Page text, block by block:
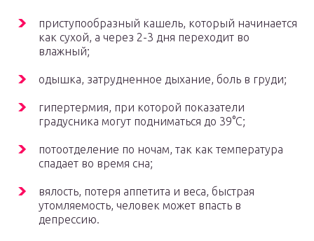
приступообразный кашель, который начинается
как сухой, а через 2-3 дня переходит во
влажный;
одышка, затрудненное дыхание, боль в груди;
гипертермия, при которой показатели
градусника могут подниматься до 39°C;
потоотделение по ночам, так как температура
спадает во время сна;
вялость, потеря аппетита и веса, быстрая
утомляемость, человек может впасть в
депрессию.